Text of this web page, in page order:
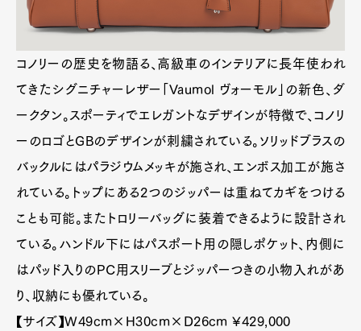
コノリーの歴史を物語る、高級車のインテリアに長年
使われてきたシグニチャーレザー「Vaumol ヴォーモ
ル」の新色、ダークタン。スポーティでエレガントな
デザインが特徴で、コノリーのロゴとGBのデザインが
刺繍されている。ソリッドブラスのバックルにはパラ
ジウムメッキが施され、エンボス加工が施されてい
る。トップにある2つのジッパーは重ねてカギをつける
ことも可能。またトロリーバッグに装着できるように